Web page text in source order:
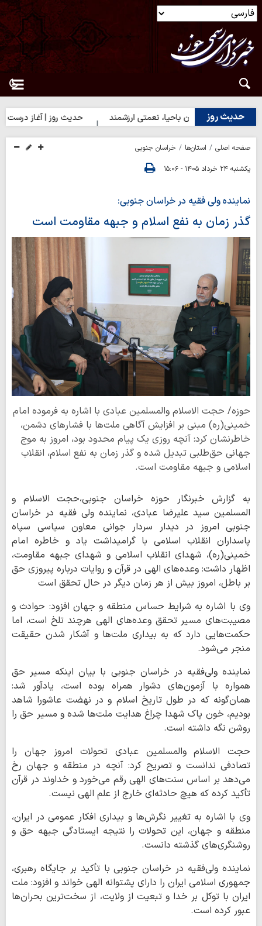
حدیث روز
روز | دختران باحیا، نعمتی ارزشمند حدیث روز | آغاز درست کارها
صفحه اصلی استان‌ها
خراسان جنوبی
یکشنبه ۲۴ خرداد ۱۴۰۵ - ۱۵:۰۶
نماینده ولی فقیه در خراسان جنوبی:
گذر زمان به نفع اسلام و جبهه مقاومت است
حوزه/ حجت الاسلام والمسلمین عبادی با اشاره به فرموده امام
خمینی(ره) مبنی بر افزایش آگاهی ملت‌ها با فشارهای دشمن،
خاطرنشان کرد: آنچه روزی یک پیام محدود بود، امروز به موج
جهانی حق‌طلبی تبدیل شده و گذر زمان به نفع اسلام، انقلاب
اسلامی و جبهه مقاومت است.
به گزارش خبرنگار حوزه خراسان جنوبی،حجت الاسلام و
المسلمین سید علیرضا عبادی، نماینده ولی فقیه در خراسان
جنوبی امروز در دیدار سردار جوانی معاون سیاسی سپاه
پاسداران انقلاب اسلامی با گرامیداشت یاد و خاطره امام
خمینی(ره)، شهدای انقلاب اسلامی و شهدای جبهه مقاومت،
اظهار داشت: وعده‌های الهی در قرآن و روایات درباره پیروزی حق
بر باطل، امروز بیش از هر زمان دیگر در حال تحقق است
وی با اشاره به شرایط حساس منطقه و جهان افزود: حوادث و
مصیبت‌های مسیر تحقق وعده‌های الهی هرچند تلخ است، اما
حکمت‌هایی دارد که به بیداری ملت‌ها و آشکار شدن حقیقت
منجر می‌شود.
نماینده ولی‌فقیه در خراسان جنوبی با بیان اینکه مسیر حق
همواره با آزمون‌های دشوار همراه بوده است، یادآور شد:
همان‌گونه که در طول تاریخ اسلام و در نهضت عاشورا شاهد
بودیم، خون پاک شهدا چراغ هدایت ملت‌ها شده و مسیر حق را
روشن نگه داشته است.
حجت الاسلام والمسلمین عبادی تحولات امروز جهان را
تصادفی ندانست و تصریح کرد: آنچه در منطقه و جهان رخ
می‌دهد بر اساس سنت‌های الهی رقم می‌خورد و خداوند در قرآن
تأکید کرده که هیچ حادثه‌ای خارج از علم الهی نیست.
وی با اشاره به تغییر نگرش‌ها و بیداری افکار عمومی در ایران،
منطقه و جهان، این تحولات را نتیجه ایستادگی جبهه حق و
روشنگری‌های گذشته دانست.
نماینده ولی‌فقیه در خراسان جنوبی با تأکید بر جایگاه رهبری،
جمهوری اسلامی ایران را دارای پشتوانه الهی خواند و افزود: ملت
ایران با توکل بر خدا و تبعیت از ولایت، از سخت‌ترین بحران‌ها
عبور کرده است.